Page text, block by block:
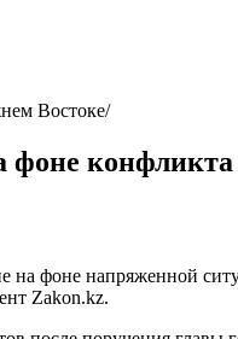
Востоке
фоне
на фоне напряженной
Zakon.kz.